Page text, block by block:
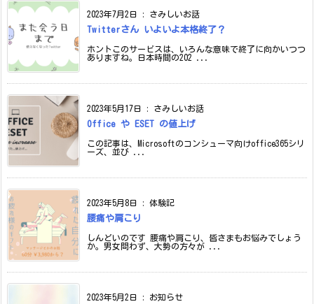
2023年7月2日 : さみしいお話
Twitterさん いよいよ本格終了？
ホントこのサービスは、いろんな意味で終了に向かいつつ
ありますね。日本時間の202 ...
2023年5月17日 : さみしいお話
Office や ESET の値上げ
この記事は、Microsoftのコンシューマ向けoffice365シリ
ーズ、並び ...
2023年5月8日 : 体験記
腰痛や肩こり
しんどいのです 腰痛や肩こり、皆さまもお悩みでしょう
か。男女問わず、大勢の方々が ...
2023年5月2日 : お知らせ